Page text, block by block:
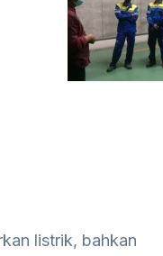
listrik, bahkan